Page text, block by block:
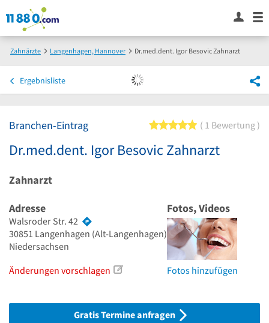
Zahnärzte Langenhagen, Hannover Dr.med.dent. Igor Besovic Zahnarzt
Ergebnisliste
Branchen-Eintrag 5 von 5 Sternen
1 Bewertung
Dr.med.dent. Igor Besovic Zahnarzt
Zahnarzt
Adresse
Walsroder Str. 42
30851 Langenhagen (Alt-Langenhagen)
Niedersachsen
Änderungen vorschlagen
Fotos, Videos
Fotos hinzufügen
Gratis Termine anfragen